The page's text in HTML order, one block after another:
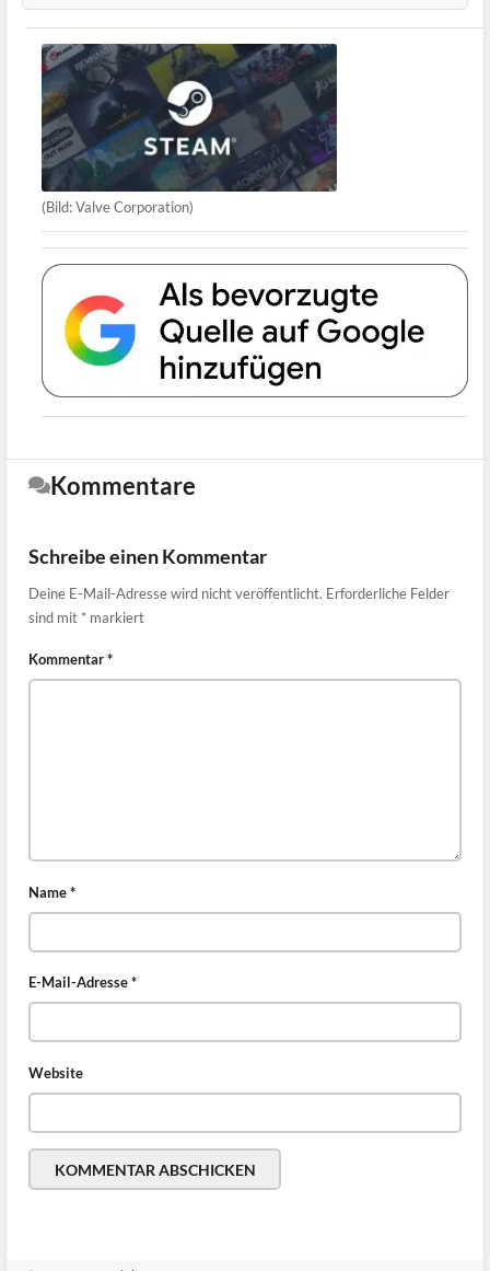
(Bild: Valve Corporation)
Kommentare
Schreibe einen Kommentar
Deine E-Mail-Adresse wird nicht veröffentlicht. Erforderliche Felder
sind mit * markiert
Kommentar*
Name*
E-Mail-Adresse*
Website